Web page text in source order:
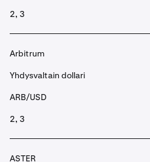
2, 3
Arbitrum
Yhdysvaltain dollari
ARB/USD
2, 3
ASTER